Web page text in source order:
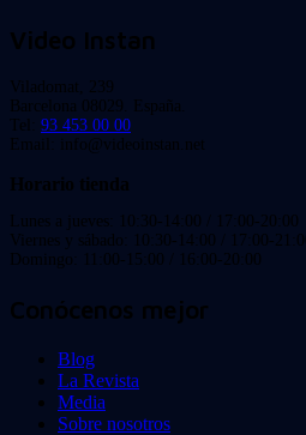
Video Instan
Viladomat, 239
Barcelona 08029. España.
Tel: 93 453 00 00
Email: info@videoinstan.net
Horario tienda
Lunes a jueves: 10:30-14:00 / 17:00-20:00
Viernes y sábado: 10:30-14:00 / 17:00-21:00
Domingo: 11:00-15:00 / 16:00-20:00
Conócenos mejor
Blog
La Revista
Media
Sobre nosotros